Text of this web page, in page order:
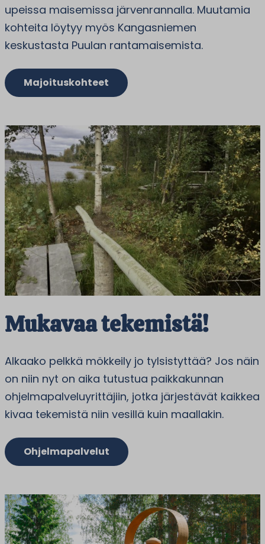
upeissa maisemissa järvenrannalla. Muutamia
kohteita löytyy myös Kangasniemen
keskustasta Puulan rantamaisemista.
Majoituskohteet
Mukavaa tekemistä!
Alkaako pelkkä mökkeily jo tylsistyttää? Jos näin
on niin nyt on aika tutustua paikkakunnan
ohjelmapalveluyrittäjiin, jotka järjestävät kaikkea
kivaa tekemistä niin vesillä kuin maallakin.
Ohjelmapalvelut